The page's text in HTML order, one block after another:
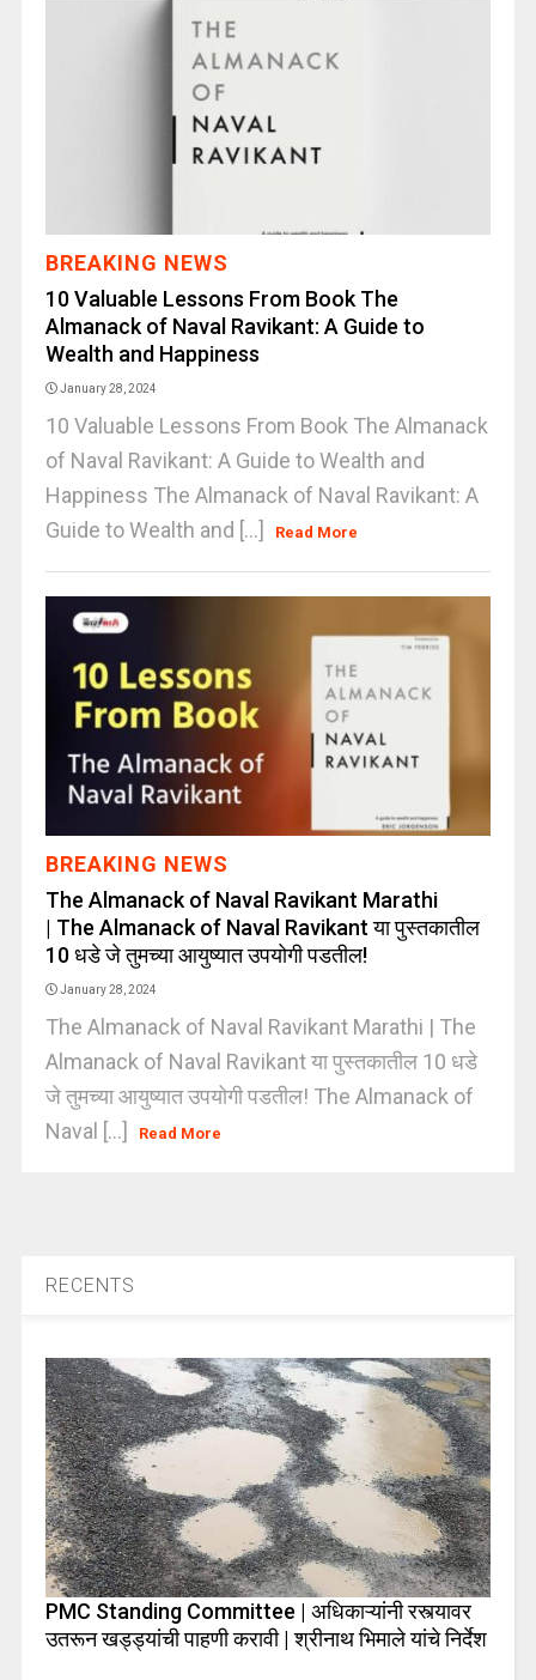
BREAKING NEWS
10 Valuable Lessons From Book The
Almanack of Naval Ravikant: A Guide to
Wealth and Happiness
January 28, 2024
10 Valuable Lessons From Book The Almanack
of Naval Ravikant: A Guide to Wealth and
Happiness The Almanack of Naval Ravikant: A
Guide to Wealth and [...]
Read More
BREAKING NEWS
The Almanack of Naval Ravikant Marathi
| The Almanack of Naval Ravikant या पुस्तकातील
10 धडे जे तुमच्या आयुष्यात उपयोगी पडतील!
January 28, 2024
The Almanack of Naval Ravikant Marathi | The
Almanack of Naval Ravikant या पुस्तकातील 10 धडे
जे तुमच्या आयुष्यात उपयोगी पडतील! The Almanack of
Naval [...]
Read More
RECENTS
PMC Standing Committee | अधिकाऱ्यांनी रस्त्यावर
उतरून खड्ड्यांची पाहणी करावी | श्रीनाथ भिमाले यांचे निर्देश